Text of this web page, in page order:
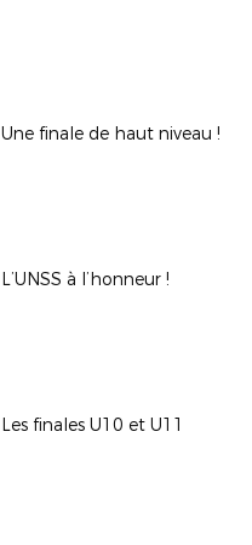
Une finale de haut niveau !
L’UNSS à l’honneur !
Les finales U10 et U11